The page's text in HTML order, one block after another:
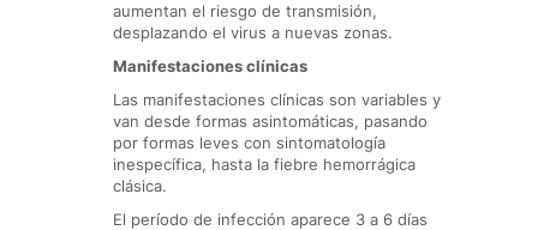
aumentan el riesgo de transmisión,
desplazando el virus a nuevas zonas.
Manifestaciones clínicas
Las manifestaciones clínicas son variables y
van desde formas asintomáticas, pasando
por formas leves con sintomatología
inespecífica, hasta la fiebre hemorrágica
clásica.
El período de infección aparece 3 a 6 días